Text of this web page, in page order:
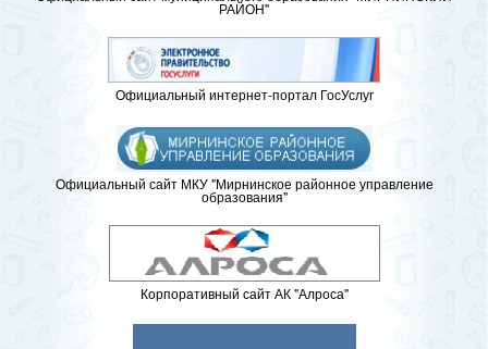
РАЙОН"
Официальный интернет-портал ГосУслуг
Официальный сайт МКУ "Мирнинское районное управление
образования"
Корпоративный сайт АК "Алроса"